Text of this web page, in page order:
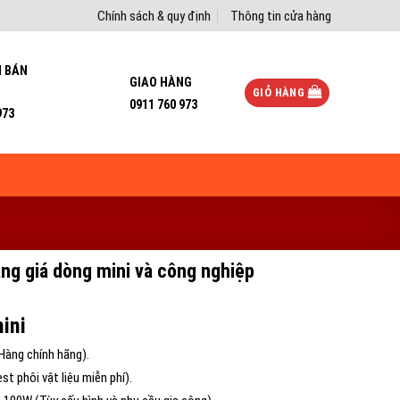
Chính sách & quy định Thông tin cửa hàng
GIAO HÀNG
0911 760 973
GIỎ HÀNG
giá dòng mini và công nghiệp
chính hãng).
phôi vật liệu miễn phí).